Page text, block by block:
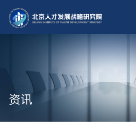
资讯